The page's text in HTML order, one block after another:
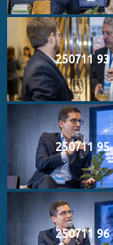
250711 93
250711 95
250711 96